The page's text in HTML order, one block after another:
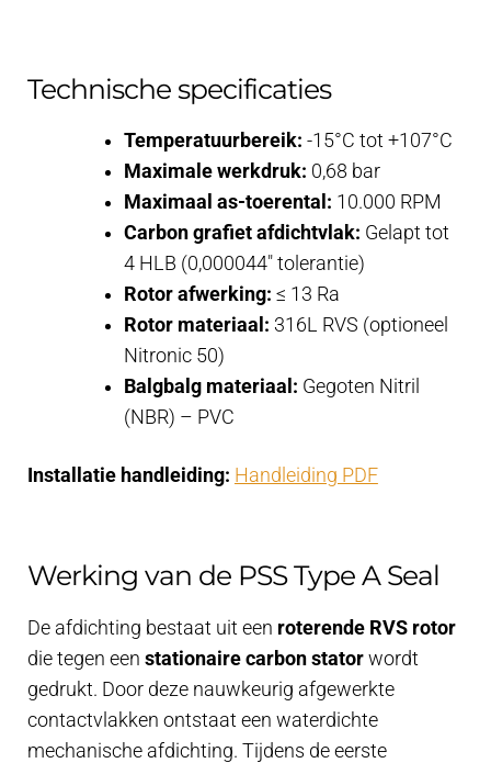
Technische specificaties
Temperatuurbereik: -15°C tot +107°C
Maximale werkdruk: 0,68 bar
Maximaal as-toerental: 10.000 RPM
Carbon grafiet afdichtvlak: Gelapt tot
4 HLB (0,000044″ tolerantie)
Rotor afwerking: ≤ 13 Ra
Rotor materiaal: 316L RVS (optioneel
Nitronic 50)
Balgbalg materiaal: Gegoten Nitril
(NBR) – PVC
Installatie handleiding: Handleiding PDF
Werking van de PSS Type A Seal
De afdichting bestaat uit een roterende RVS rotor
die tegen een stationaire carbon statorwordt
gedrukt. Door deze nauwkeurig afgewerkte
contactvlakken ontstaat een waterdichte
mechanische afdichting. Tijdens de eerste